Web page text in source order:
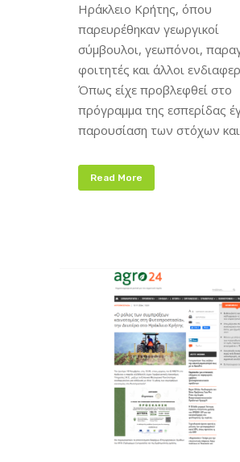
Ηράκλειο Κρήτης, όπου
παρευρέθηκαν γεωργικοί
σύμβουλοι, γεωπόνοι,
φοιτητές και άλλοι
Όπως είχε προβλεφθεί στο
πρόγραμμα της εσπερίδας
παρουσίαση των στόχων
Read More